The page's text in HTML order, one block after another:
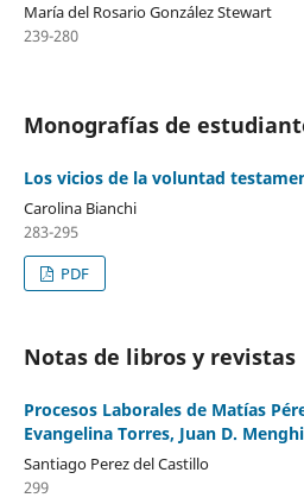
María del Rosario González Stewart
239-280
Monografías de
Los vicios de la voluntad
Carolina Bianchi
283-295
PDF
Notas de libros y revistas
Procesos Laborales de Matías
Evangelina Torres, Juan D.
Santiago Perez del Castillo
299